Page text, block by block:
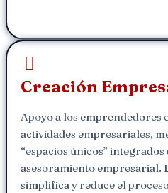
Creación
Apoyo a los emprendedores
actividades empresariales,
“espacios únicos”
asesoramiento empresarial.
simplifica y reduce el